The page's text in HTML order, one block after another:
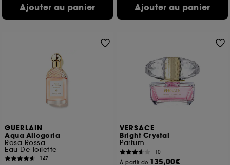
Ajouter au panier Ajouter au panier
GUERLAIN
Aqua Allegoria
Rosa Rossa
Eau De Toilette
147
VERSACE
Bright Crystal
Parfum
10
À partir de 135,00€